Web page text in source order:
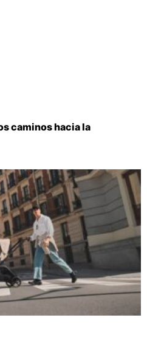
caminos hacia la